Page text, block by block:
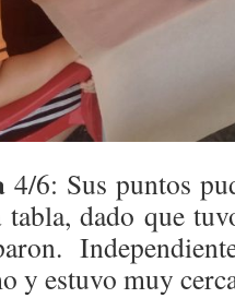
4/6: Sus puntos
dado que
y estuvo muy